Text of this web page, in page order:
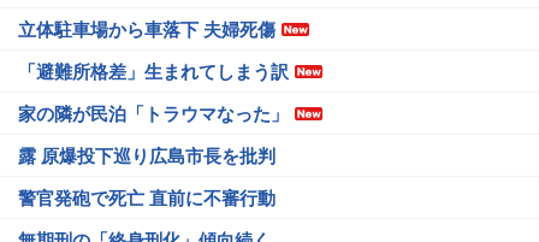
立体駐車場から車落下 夫婦死傷
「避難所格差」生まれてしまう訳
家の隣が民泊「トラウマなった」
露 原爆投下巡り広島市長を批判
警官発砲で死亡 直前に不審行動